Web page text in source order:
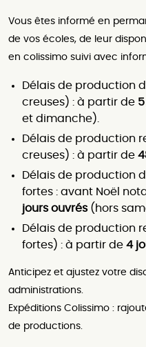
Vous êtes informé en
de vos écoles, de leur
en colissimo suivi avec
Délais de production
creuses) : à partir de
et dimanche).
Délais de production
creuses) : à partir de
Délais de production
fortes : avant Noël
jours ouvrés(hors
Délais de production
fortes) : à partir de 4
Anticipez et ajustez votre
administrations.
Expéditions Colissimo :
de productions.